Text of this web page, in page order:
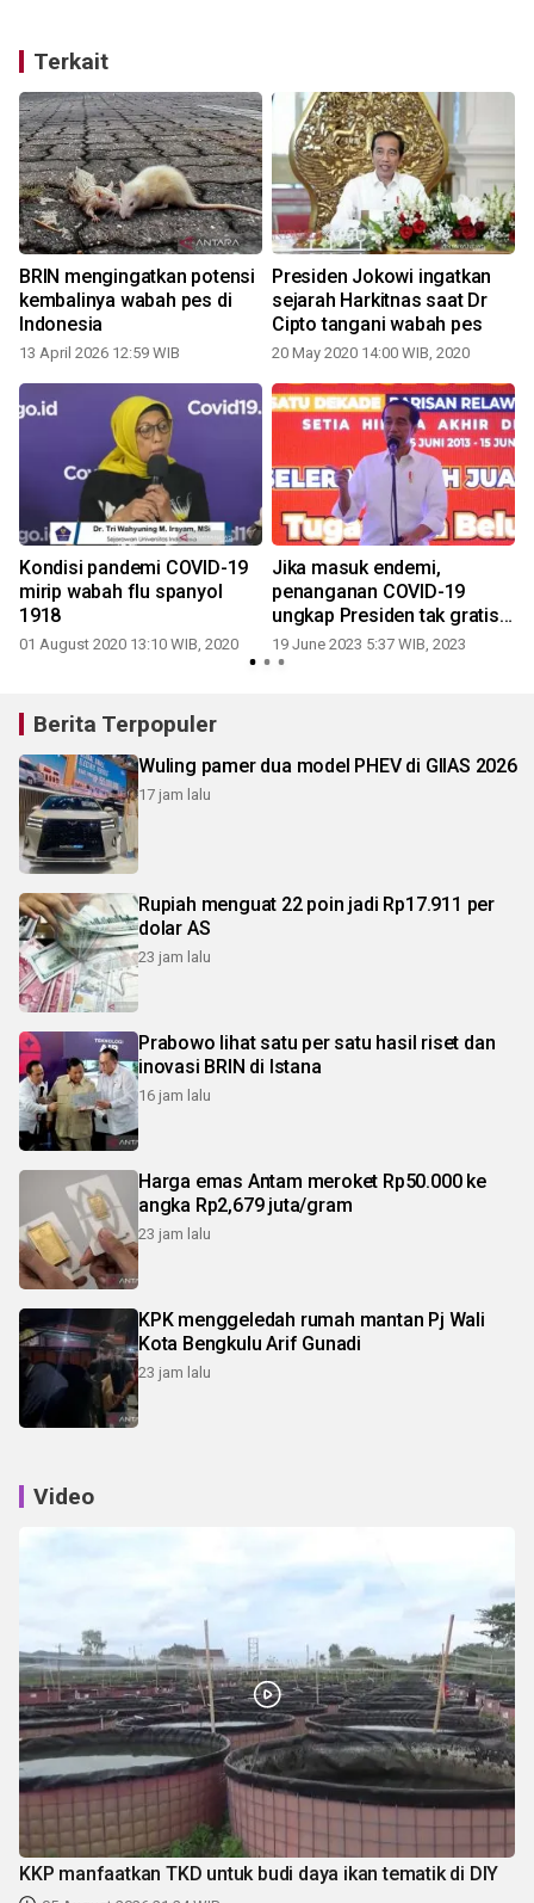
Terkait
BRIN mengingatkan potensi
kembalinya wabah pes di
Indonesia
13 April 2026 12:59 WIB
Presiden Jokowi ingatkan
sejarah Harkitnas saat Dr
Cipto tangani wabah pes
20 May 2020 14:00 WIB, 2020
Kondisi pandemi COVID-19
mirip wabah flu spanyol
1918
01 August 2020 13:10 WIB, 2020
Jika masuk endemi,
penanganan COVID-19
ungkap Presiden tak gratis
lagi
19 June 2023 5:37 WIB, 2023
Berita Terpopuler
Wuling pamer dua model PHEV di GIIAS 2026
17 jam lalu
Rupiah menguat 22 poin jadi Rp17.911 per
dolar AS
23 jam lalu
Prabowo lihat satu per satu hasil riset dan
inovasi BRIN di Istana
16 jam lalu
Harga emas Antam meroket Rp50.000 ke
angka Rp2,679 juta/gram
23 jam lalu
KPK menggeledah rumah mantan Pj Wali
Kota Bengkulu Arif Gunadi
23 jam lalu
Video
KKP manfaatkan TKD untuk budi daya ikan tematik di DIY